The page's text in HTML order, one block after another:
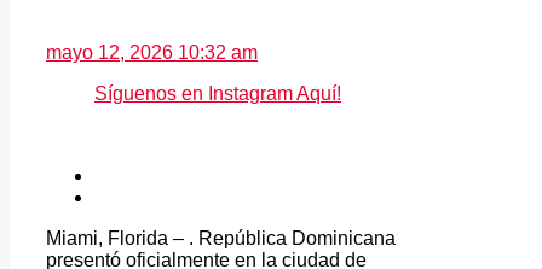
mayo 12, 2026 10:32 am
Síguenos en Instagram Aquí!
Miami, Florida – . República Dominicana
presentó oficialmente en la ciudad de